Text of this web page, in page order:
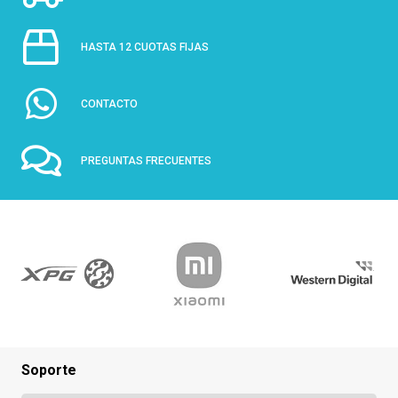
HASTA 12 CUOTAS FIJAS
CONTACTO
PREGUNTAS FRECUENTES
Soporte